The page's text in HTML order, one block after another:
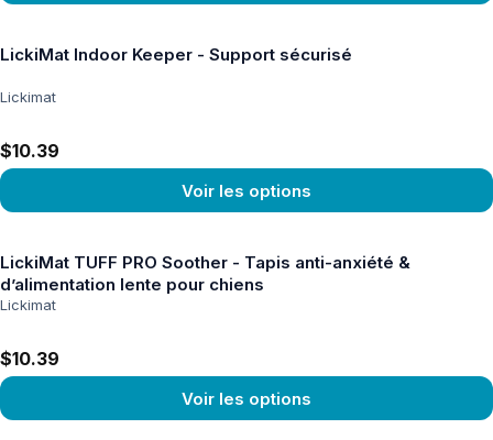
LickiMat Indoor Keeper - Support sécurisé
Lickimat
$10.39
Voir les options
LickiMat TUFF PRO Soother - Tapis anti-anxiété &
d’alimentation lente pour chiens
Lickimat
$10.39
Voir les options